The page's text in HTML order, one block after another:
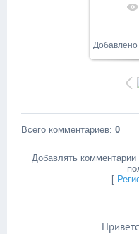
Добавлено
Всего комментариев: 0
Добавлять комментарии
[